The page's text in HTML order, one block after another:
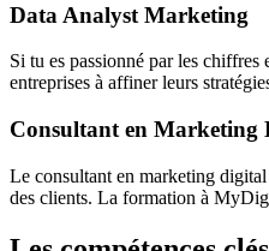
Data Analyst Marketing
Si tu es passionné par les
entreprises à affiner leurs
Consultant en Marketing
Le consultant en marketing digital
des clients. La formation à